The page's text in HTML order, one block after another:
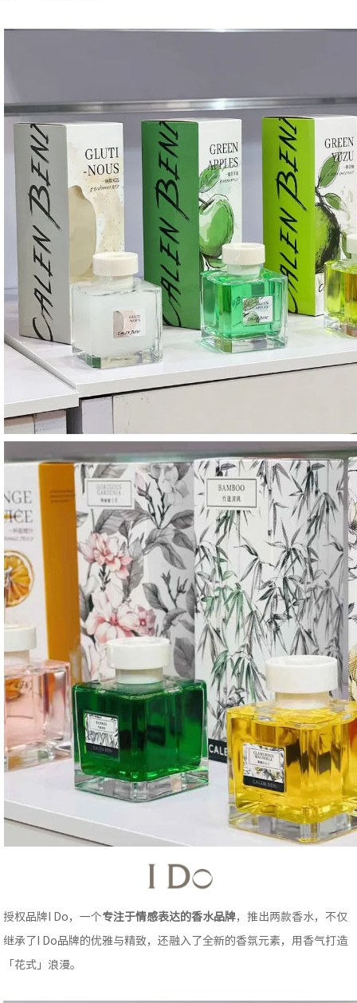
授权品牌I Do，一个专注于情感表达的香水品牌，推出两款香水，不仅
继承了I Do品牌的优雅与精致，还融入了全新的香氛元素，用香气打造
「花式」浪漫。